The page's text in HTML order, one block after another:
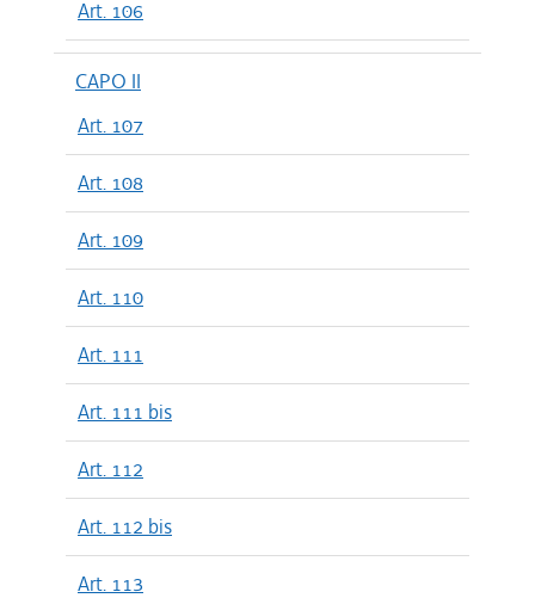
Art. 106
CAPO II
Art. 107
Art. 108
Art. 109
Art. 110
Art. 111
Art. 111 bis
Art. 112
Art. 112 bis
Art. 113